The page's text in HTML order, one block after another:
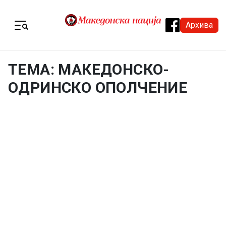
Архива
ТЕМА: МАКЕДОНСКО-
ОДРИНСКО ОПОЛЧЕНИЕ